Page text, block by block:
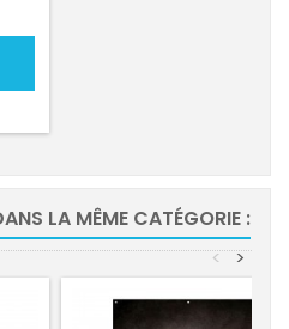
LA MÊME CATÉGORIE :
>
<